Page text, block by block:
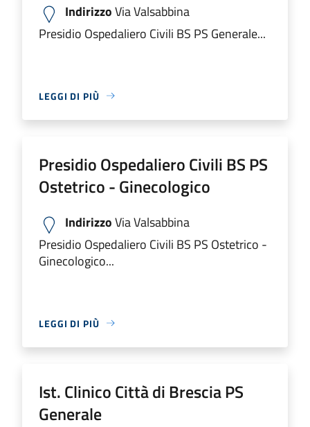
IndirizzoVia Valsabbina
Presidio Ospedaliero Civili BS PS Generale...
LEGGI DI PIÙ
Presidio Ospedaliero Civili BS PS
Ostetrico - Ginecologico
IndirizzoVia Valsabbina
Presidio Ospedaliero Civili BS PS Ostetrico -
Ginecologico...
LEGGI DI PIÙ
Ist. Clinico Città di Brescia PS
Generale